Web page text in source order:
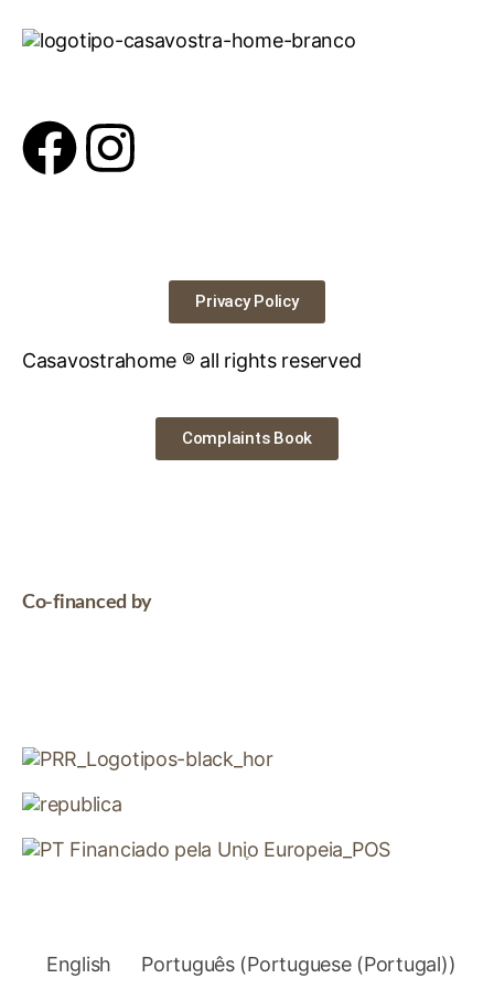
Privacy Policy
Casavostrahome ® all rights reserved
Complaints Book
Co-financed by
English Português(Portuguese (Portugal))